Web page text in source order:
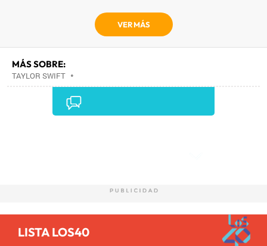
VER MÁS
MÁS SOBRE:
TAYLOR SWIFT •
LISTA LOS40